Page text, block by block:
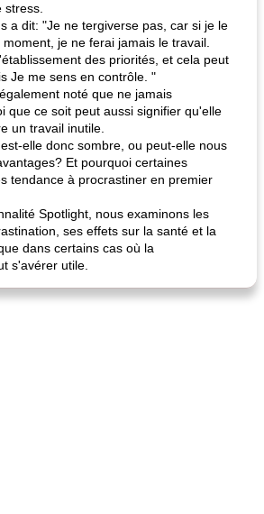
a dit: "Je ne tergiverse pas, car si je le
je ne ferai jamais le travail.
des priorités, et cela peut
Je me sens en contrôle. "
noté que ne jamais
que ce soit peut aussi signifier qu'elle
un travail inutile.
elle donc sombre, ou peut-elle nous
Et pourquoi certaines
tendance à procrastiner en premier
Spotlight, nous examinons les
ses effets sur la santé et la
dans certains cas où la
s'avérer utile.